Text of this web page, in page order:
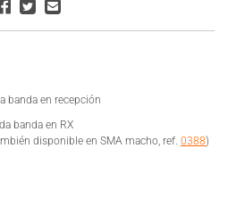
banda en recepción
banda en RX
disponible en SMA macho, ref. 0388)